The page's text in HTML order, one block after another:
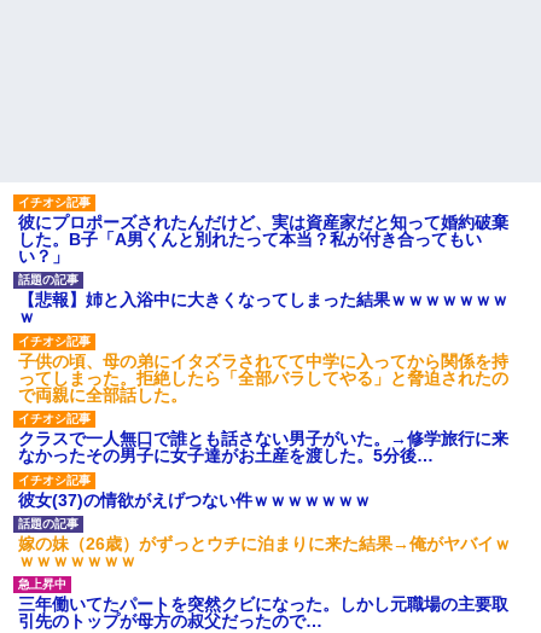
彼にプロポーズされたんだけど、実は資産家だと知って婚約破棄
した。B子「A男くんと別れたって本当？私が付き合ってもい
い？」
【悲報】姉と入浴中に大きくなってしまった結果ｗｗｗｗｗｗｗ
ｗ
子供の頃、母の弟にイタズラされてて中学に入ってから関係を持
ってしまった。拒絶したら「全部バラしてやる」と脅迫されたの
で両親に全部話した。
クラスで一人無口で誰とも話さない男子がいた。→修学旅行に来
なかったその男子に女子達がお土産を渡した。5分後…
彼女(37)の情欲がえげつない件ｗｗｗｗｗｗｗ
嫁の妹（26歳）がずっとウチに泊まりに来た結果→俺がヤバイｗ
ｗｗｗｗｗｗｗ
三年働いてたパートを突然クビになった。しかし元職場の主要取
引先のトップが母方の叔父だったので…